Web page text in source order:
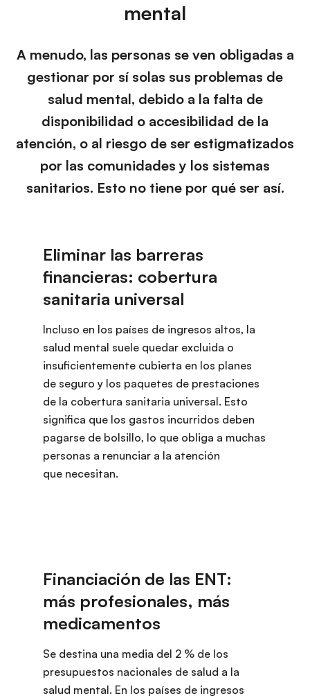
mental
A menudo, las personas se ven obligadas a
gestionar por sí solas sus problemas de
salud mental, debido a la falta de
disponibilidad o accesibilidad de la
atención, o al riesgo de ser estigmatizados
por las comunidades y los sistemas
sanitarios. Esto no tiene por qué ser así.
Incluso en los países de ingresos altos, la
salud mental suele quedar excluida o
insuficientemente cubierta en los planes
de seguro y los paquetes de prestaciones
de la cobertura sanitaria universal. Esto
significa que los gastos incurridos deben
pagarse de bolsillo, lo que obliga a muchas
personas a renunciar a la atención
que necesitan.
Se destina una media del 2 % de los
presupuestos nacionales de salud a la
salud mental. En los países de ingresos